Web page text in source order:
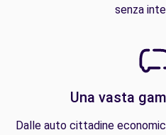
senza
Una vasta
Dalle auto cittadine